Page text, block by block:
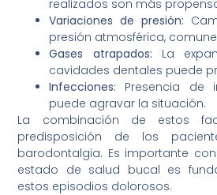
realizados son más
Variaciones de presión:
presión atmosférica,
Gases atrapados: La
cavidades dentales puede
Infecciones: Presencia de
puede agravar la situación.
La combinación de estos
predisposición de los
barodontalgia. Es importante
estado de salud bucal es
estos episodios dolorosos.